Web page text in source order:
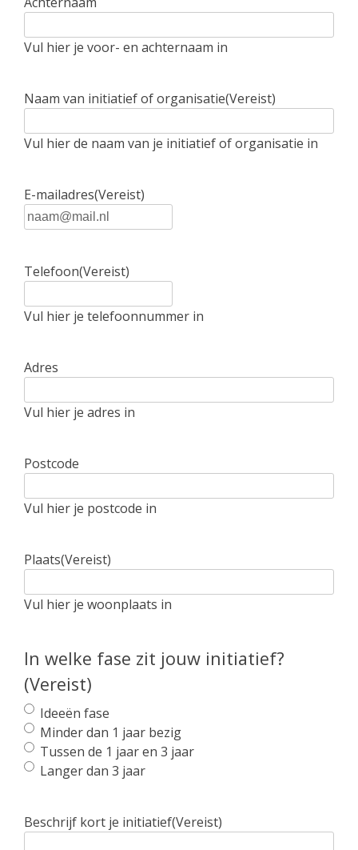
Vul hier je voor- en achternaam in
Naam van initiatief of organisatie(Vereist)
Vul hier de naam van je initiatief of organisatie in
E-mailadres(Vereist)
Telefoon(Vereist)
Vul hier je telefoonnummer in
Adres
Vul hier je adres in
Postcode
Vul hier je postcode in
Plaats(Vereist)
Vul hier je woonplaats in
In welke fase zit jouw initiatief?
(Vereist)
Ideeën fase
Minder dan 1 jaar bezig
Tussen de 1 jaar en 3 jaar
Langer dan 3 jaar
Beschrijf kort je initiatief(Vereist)